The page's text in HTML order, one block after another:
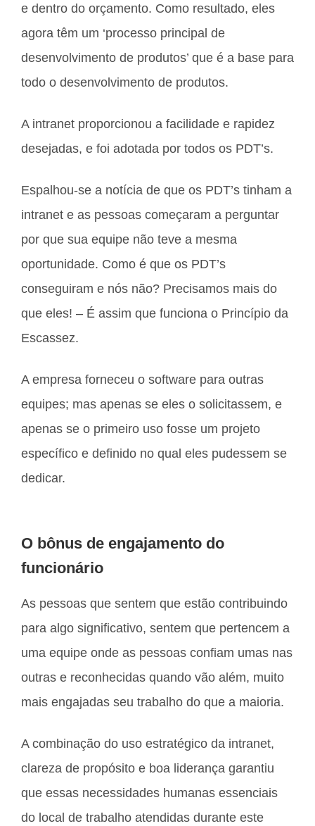
e dentro do orçamento. Como resultado, eles
agora têm um ‘processo principal de
desenvolvimento de produtos’ que é a base para
todo o desenvolvimento de produtos.
A intranet proporcionou a facilidade e rapidez
desejadas, e foi adotada por todos os PDT’s.
Espalhou-se a notícia de que os PDT’s tinham a
intranet e as pessoas começaram a perguntar
por que sua equipe não teve a mesma
oportunidade. Como é que os PDT’s
conseguiram e nós não? Precisamos mais do
que eles! – É assim que funciona o Princípio da
Escassez.
A empresa forneceu o software para outras
equipes; mas apenas se eles o solicitassem, e
apenas se o primeiro uso fosse um projeto
específico e definido no qual eles pudessem se
dedicar.
O bônus de engajamento do
funcionário
As pessoas que sentem que estão contribuindo
para algo significativo, sentem que pertencem a
uma equipe onde as pessoas confiam umas nas
outras e reconhecidas quando vão além, muito
mais engajadas seu trabalho do que a maioria.
A combinação do uso estratégico da intranet,
clareza de propósito e boa liderança garantiu
que essas necessidades humanas essenciais
do local de trabalho atendidas durante este